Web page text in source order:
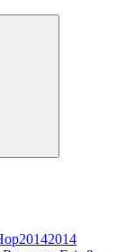
20142014